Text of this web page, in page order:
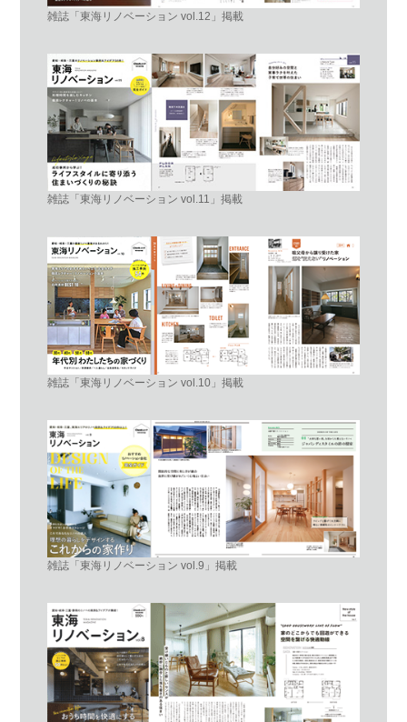
雑誌「東海リノベーション vol.12」掲載
雑誌「東海リノベーション vol.11」掲載
雑誌「東海リノベーション vol.10」掲載
雑誌「東海リノベーション vol.9」掲載